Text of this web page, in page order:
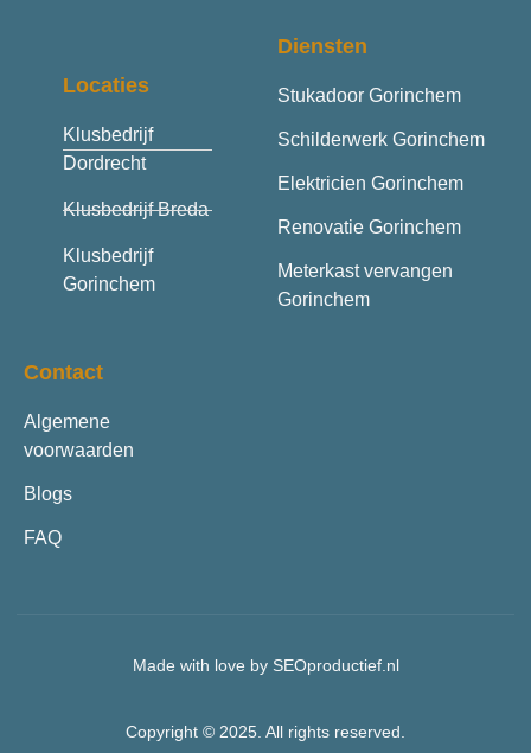
Locaties
Klusbedrijf
Dordrecht
Klusbedrijf Breda
Klusbedrijf
Gorinchem
Diensten
Stukadoor Gorinchem
Schilderwerk Gorinchem
Elektricien Gorinchem
Renovatie Gorinchem
Meterkast vervangen
Gorinchem
Contact
Algemene
voorwaarden
Blogs
FAQ
Made with love by SEOproductief.nl
Copyright © 2025. All rights reserved.